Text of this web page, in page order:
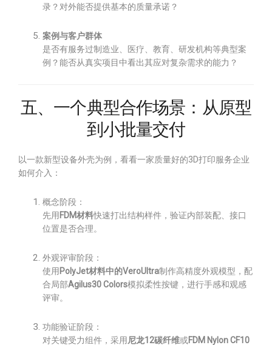
录？对外能否提供基本的质量承诺？
案例与客户群体
是否有服务过制造业、医疗、教育、研发机构等典型案
例？能否从真实项目中看出其应对复杂需求的能力？
五、一个典型合作场景：从原型
到小批量交付
以一款新型设备外壳为例，看看一家质量好的3D打印服务企业
如何介入：
概念阶段：
先用 FDM材料快速打出结构样件，验证内部装配、接口
位置是否合理。
外观评审阶段：
使用 PolyJet材料中的VeroUltra制作高精度外观模型，配
合局部Agilus30 Colors模拟柔性按键，进行手感和观感
评审。
功能验证阶段：
对关键受力组件，采用 尼龙12碳纤维或FDM Nylon CF10